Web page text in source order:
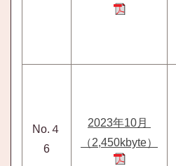
No.４
6
2023年10月
（2,450kbyte）